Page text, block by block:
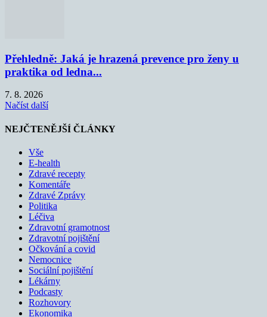
Přehledně: Jaká je hrazená prevence pro ženy u
praktika od ledna...
7. 8. 2026
Načíst další
NEJČTENĚJŠÍ ČLÁNKY
Vše
E-health
Zdravé recepty
Komentáře
Zdravé Zprávy
Politika
Léčiva
Zdravotní gramotnost
Zdravotní pojištění
Očkování a covid
Nemocnice
Sociální pojištění
Lékárny
Podcasty
Rozhovory
Ekonomika